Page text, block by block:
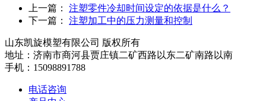
上一篇：
注塑零件冷却时间设定的依据是什么？
下一篇：
注塑加工中的压力测量和控制
山东凯旋模塑有限公司 版权所有
地址：济南市商河县贾庄镇二矿西路以东二矿南路以南
手机：15098891788
电话咨询